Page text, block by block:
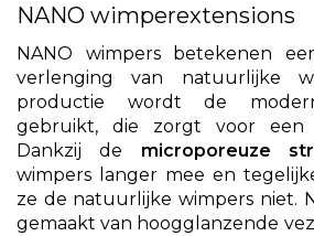
NANO wimperextensions
NANO wimpers betekenen
verlenging van natuurlijke
productie wordt de
gebruikt, die zorgt voor een
Dankzij de microporeuze
wimpers langer mee en
ze de natuurlijke wimpers niet.
gemaakt van hoogglanzende